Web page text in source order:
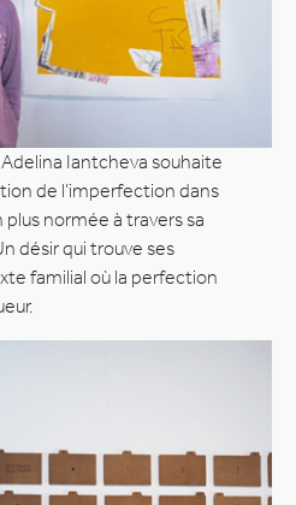
Iantcheva souhaite
de l’imperfection dans
normée à travers sa
désir qui trouve ses
familial où la perfection